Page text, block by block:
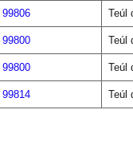
99806 Teúl
99800 Teúl
99800 Teúl
99814 Teúl